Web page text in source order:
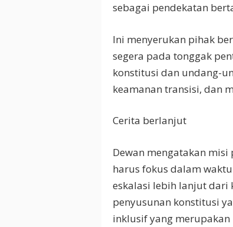
sebagai pendekatan
Ini menyerukan pihak
segera pada tonggak
konstitusi dan undang-
keamanan transisi, dan
Cerita berlanjut
Dewan mengatakan misi
harus fokus dalam
eskalasi lebih lanjut dari
penyusunan konstitusi
inklusif yang